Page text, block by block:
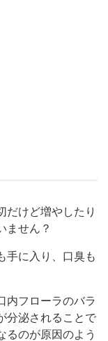
だけど増やしたり
ません？
手に入り、口臭も
内フローラのバラ
分泌されることで
るのが原因のよう